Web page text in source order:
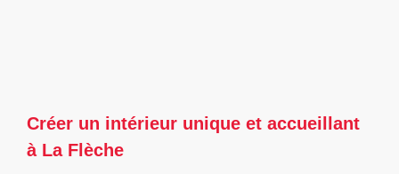
Créer un intérieur unique et accueillant
à La Flèche